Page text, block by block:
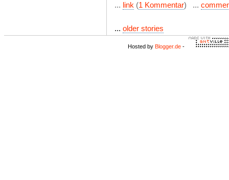
... link (1 Kommentar) ...
... older stories
Hosted by Blogger.de -